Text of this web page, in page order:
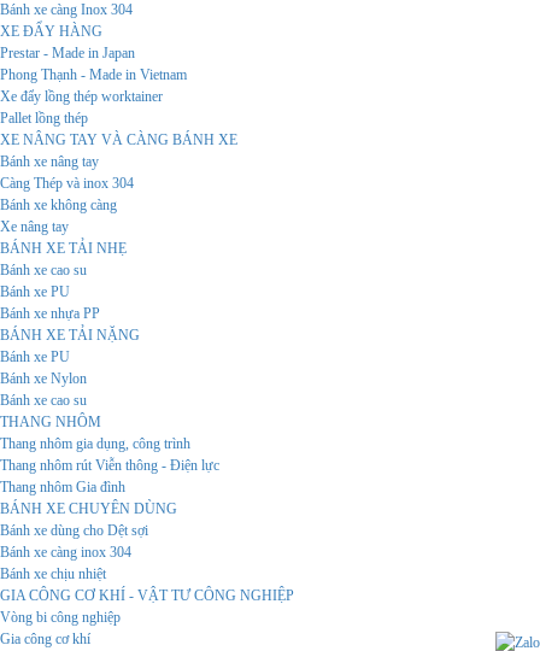
Bánh xe càng Inox 304
XE ĐẨY HÀNG
Prestar - Made in Japan
Phong Thạnh - Made in Vietnam
Xe đẩy lồng thép worktainer
Pallet lồng thép
XE NÂNG TAY VÀ CÀNG BÁNH XE
Bánh xe nâng tay
Càng Thép và inox 304
Bánh xe không càng
Xe nâng tay
BÁNH XE TẢI NHẸ
Bánh xe cao su
Bánh xe PU
Bánh xe nhựa PP
BÁNH XE TẢI NẶNG
Bánh xe PU
Bánh xe Nylon
Bánh xe cao su
THANG NHÔM
Thang nhôm gia dụng, công trình
Thang nhôm rút Viễn thông - Điện lực
Thang nhôm Gia đình
BÁNH XE CHUYÊN DÙNG
Bánh xe dùng cho Dệt sợi
Bánh xe càng inox 304
Bánh xe chịu nhiệt
GIA CÔNG CƠ KHÍ - VẬT TƯ CÔNG NGHIỆP
Vòng bi công nghiệp
Gia công cơ khí